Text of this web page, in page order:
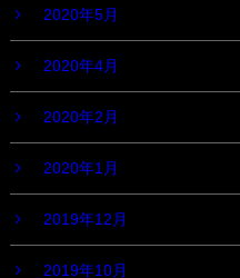
2020年5月
2020年4月
2020年2月
2020年1月
2019年12月
2019年10月